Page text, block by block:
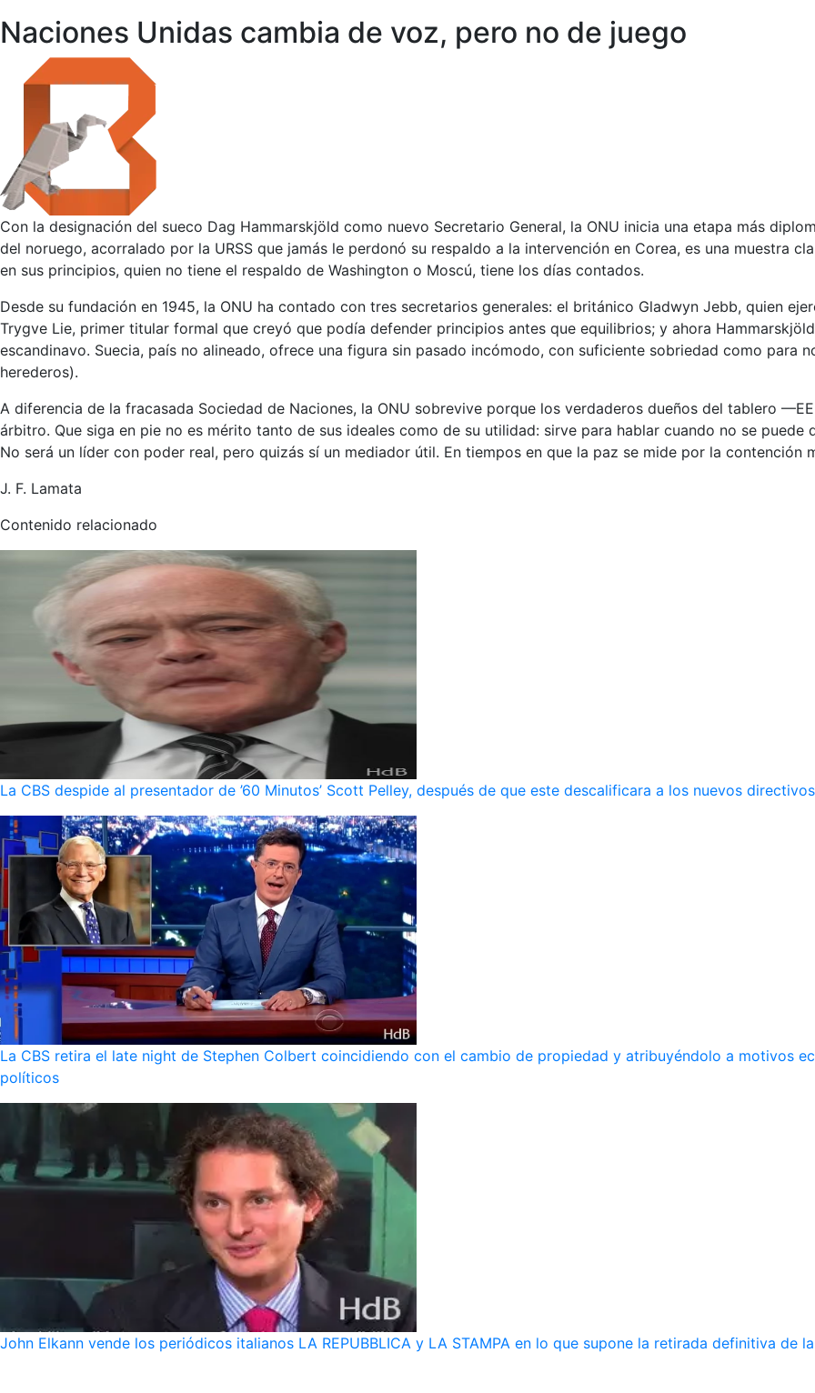
Naciones Unidas cambia de voz, pero no de juego
Con la designación del sueco Dag Hammarskjöld como nuevo Secretario General, la ONU inicia una etapa más
del noruego, acorralado por la URSS que jamás le perdonó su respaldo a la intervención en Corea, es una muestra
en sus principios, quien no tiene el respaldo de Washington o Moscú, tiene los días contados.
Desde su fundación en 1945, la ONU ha contado con tres secretarios generales: el británico Gladwyn Jebb, quien
Trygve Lie, primer titular formal que creyó que podía defender principios antes que equilibrios; y ahora
escandinavo. Suecia, país no alineado, ofrece una figura sin pasado incómodo, con suficiente sobriedad como para
herederos).
A diferencia de la fracasada Sociedad de Naciones, la ONU sobrevive porque los verdaderos dueños del tablero
árbitro. Que siga en pie no es mérito tanto de sus ideales como de su utilidad: sirve para hablar cuando no se puede
No será un líder con poder real, pero quizás sí un mediador útil. En tiempos en que la paz se mide por la contención
J. F. Lamata
Contenido relacionado
La CBS despide al presentador de ’60 Minutos’ Scott Pelley, después de que este descalificara a los nuevos directivos
La CBS retira el late night de Stephen Colbert coincidiendo con el cambio de propiedad y atribuyéndolo a motivos
políticos
John Elkann vende los periódicos italianos LA REPUBBLICA y LA STAMPA en lo que supone la retirada definitiva de